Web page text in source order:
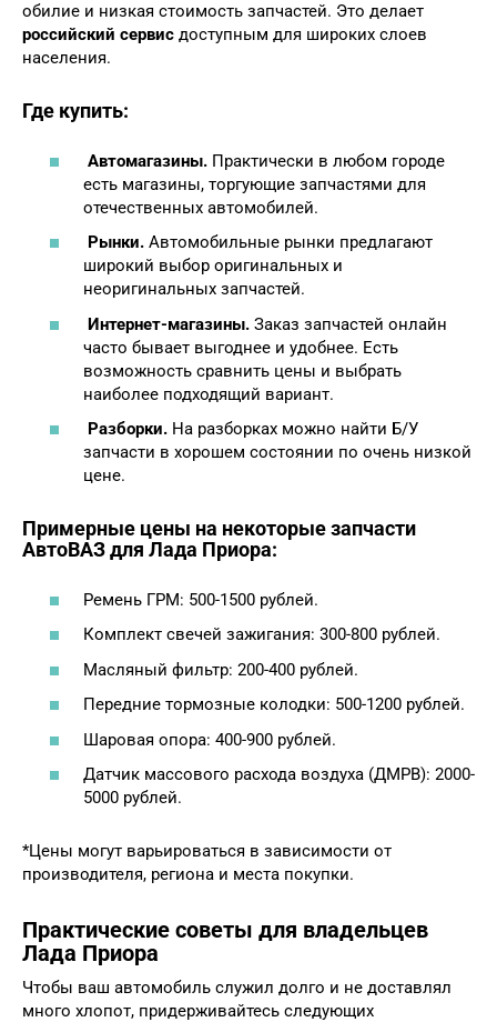
обилие и низкая стоимость запчастей. Это делает
российский сервис доступным для широких слоев
населения.
Где купить:
Автомагазины. Практически в любом городе
есть магазины, торгующие запчастями для
отечественных автомобилей.
Рынки. Автомобильные рынки предлагают
широкий выбор оригинальных и
неоригинальных запчастей.
Интернет-магазины. Заказ запчастей онлайн
часто бывает выгоднее и удобнее. Есть
возможность сравнить цены и выбрать
наиболее подходящий вариант.
Разборки. На разборках можно найти Б/У
запчасти в хорошем состоянии по очень низкой
цене.
Примерные цены на некоторыезапчасти
АвтоВАЗдля Лада Приора:
Ремень ГРМ: 500-1500 рублей.
Комплект свечей зажигания: 300-800 рублей.
Масляный фильтр: 200-400 рублей.
Передние тормозные колодки: 500-1200 рублей.
Шаровая опора: 400-900 рублей.
Датчик массового расхода воздуха (ДМРВ): 2000-
5000 рублей.
*Цены могут варьироваться в зависимости от
производителя, региона и места покупки.
Практические советы для владельцев
Лада Приора
Чтобы ваш автомобиль служил долго и не доставлял
много хлопот, придерживайтесь следующих